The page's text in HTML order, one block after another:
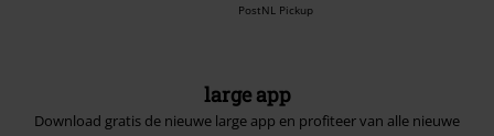
PostNL Pickup
large app
Download gratis de nieuwe large app en profiteer van alle nieuwe